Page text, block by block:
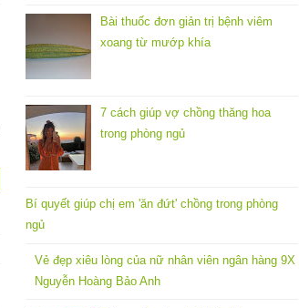
Bài thuốc đơn giản trị bệnh viêm
xoang từ mướp khía
7 cách giúp vợ chồng thăng hoa
trong phòng ngủ
Bí quyết giúp chị em 'ăn đứt' chồng trong phòng
ngủ
Vẻ đẹp xiêu lòng của nữ nhân viên ngân hàng 9X
Nguyễn Hoàng Bảo Anh